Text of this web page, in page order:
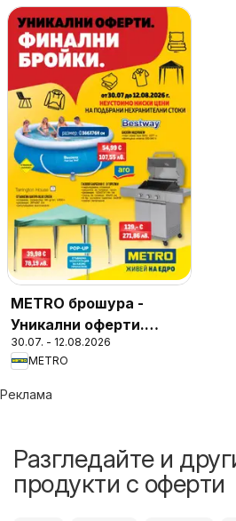
METRO брошура -
Уникални оферти.
Финални бройки
30.07. - 12.08.2026
METRO
Реклама
Разгледайте и
продукти с оферти